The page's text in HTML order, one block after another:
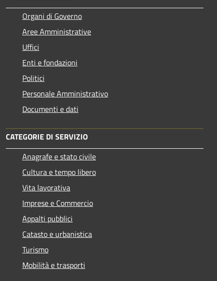
Organi di Governo
Aree Amministrative
Uffici
Enti e fondazioni
Politici
Personale Amministrativo
Documenti e dati
CATEGORIE DI SERVIZIO
Anagrafe e stato civile
Cultura e tempo libero
Vita lavorativa
Imprese e Commercio
Appalti pubblici
Catasto e urbanistica
Turismo
Mobilità e trasporti